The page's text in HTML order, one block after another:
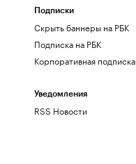
Подписки
Скрыть баннеры на РБК
Подписка на РБК
Корпоративная подписка
Уведомления
RSS Новости